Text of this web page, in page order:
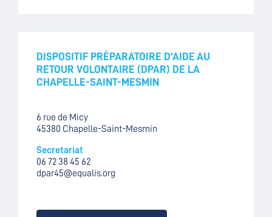
DISPOSITIF PRÉPARATOIRE D’AIDE AU
RETOUR VOLONTAIRE (DPAR) DE LA
CHAPELLE-SAINT-MESMIN
6 rue de Micy
45380 Chapelle-Saint-Mesmin
Secretariat
06 72 38 45 62
dpar45@equalis.org